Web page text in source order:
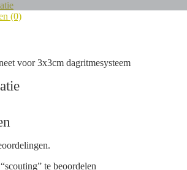
(0)
voor 3x3cm dagritmesysteem
te beoordelen